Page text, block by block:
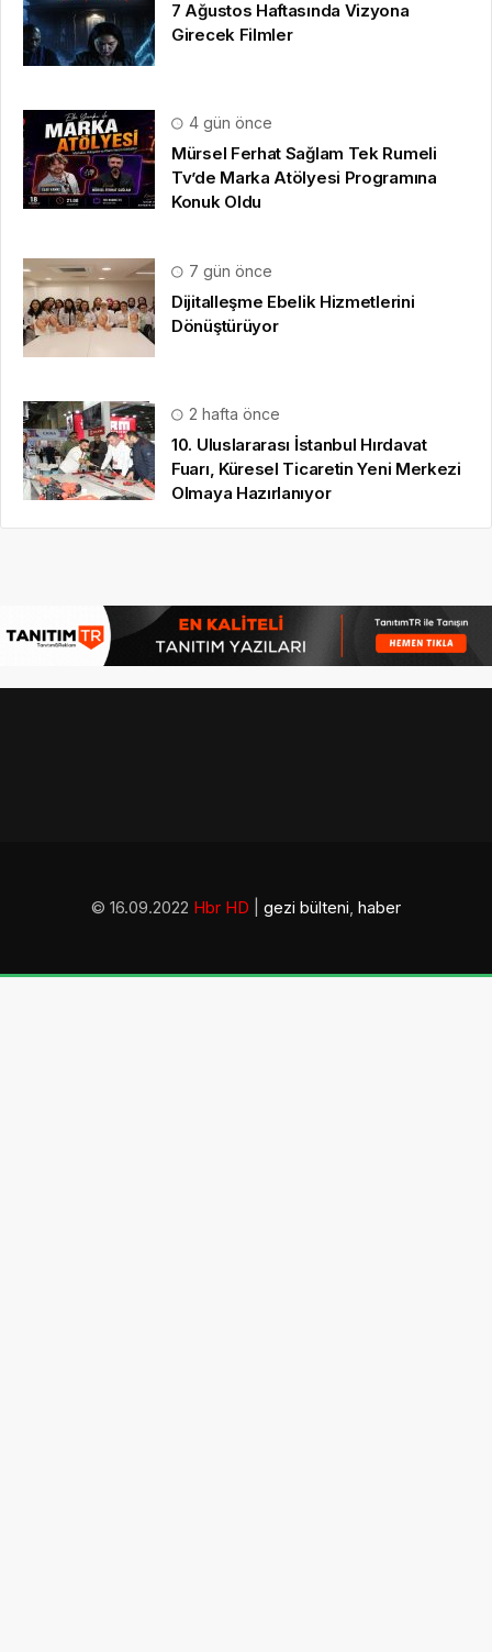
7 Ağustos Haftasında Vizyona
Girecek Filmler
4 gün önce
Mürsel Ferhat Sağlam Tek Rumeli
Tv’de Marka Atölyesi Programına
Konuk Oldu
7 gün önce
Dijitalleşme Ebelik Hizmetlerini
Dönüştürüyor
2 hafta önce
10. Uluslararası İstanbul Hırdavat
Fuarı, Küresel Ticaretin Yeni Merkezi
Olmaya Hazırlanıyor
© 16.09.2022 Hbr HD gezi bülteni, haber